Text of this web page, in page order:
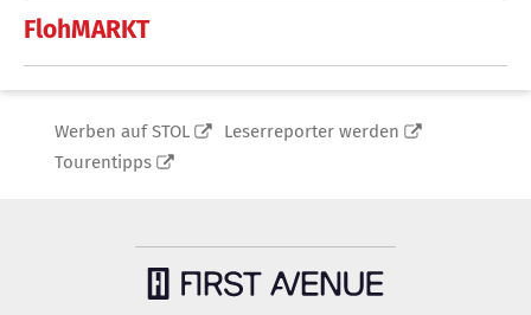
FlohMARKT
Werben auf STOL
Leserreporter werden
Tourentipps